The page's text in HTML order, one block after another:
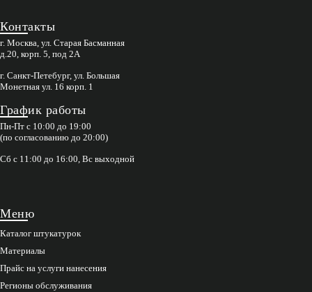
Контакты
г. Москва, ул. Старая Басманная
д.20, корп. 5, под 2А
г. Санкт-Петебург, ул. Большая
Монетная ул. 16 корп. 1
График работы
Пн-Пт с 10:00 до 19:00
(по согласованию до 20:00)
Сб с 11:00 до 16:00, Вс выходной
Меню
Каталог штукатурок
Материалы
Прайс на услуги нанесения
Регионы обслуживания